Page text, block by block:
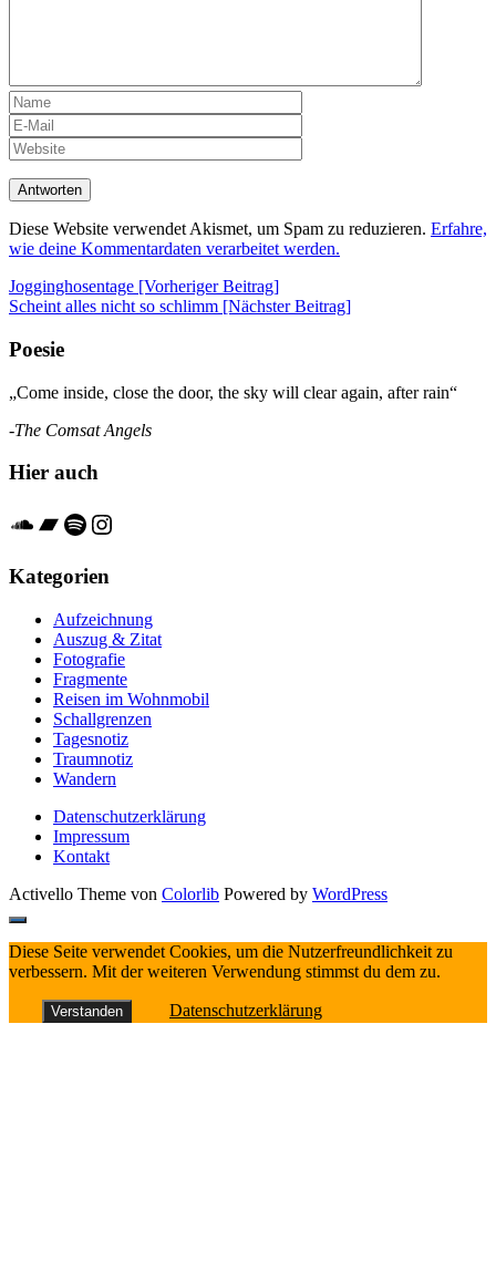
Diese Website verwendet Akismet, um Spam zu reduzieren. Erfahre,
wie deine Kommentardaten verarbeitet werden.
Beitrags-
Navigation
Jogginghosentage [Vorheriger Beitrag]
Scheint alles nicht so schlimm [Nächster Beitrag]
Poesie
„Come inside, close the door, the sky will clear again, after rain“
-The Comsat Angels
Hier auch
Soundcloud
Bandcamp
Spotify
Instagram
Kategorien
Aufzeichnung
Auszug & Zitat
Fotografie
Fragmente
Reisen im Wohnmobil
Schallgrenzen
Tagesnotiz
Traumnotiz
Wandern
Datenschutzerklärung
Impressum
Kontakt
Activello Theme von Colorlib Powered by WordPress
Diese Seite verwendet Cookies, um die Nutzerfreundlichkeit zu
verbessern. Mit der weiteren Verwendung stimmst du dem zu.
Verstanden Datenschutzerklärung